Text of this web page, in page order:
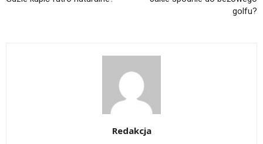
golfu?
Redakcja